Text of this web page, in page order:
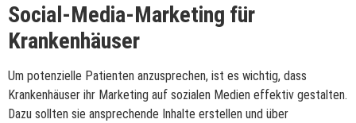
Social-Media-Marketing für
Krankenhäuser
Um potenzielle Patienten anzusprechen, ist es wichtig, dass
Krankenhäuser ihr Marketing auf sozialen Medien effektiv gestalten.
Dazu sollten sie ansprechende Inhalte erstellen und über